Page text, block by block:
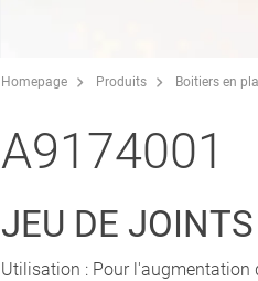
Homepage Produits Boitiers en
A9174001
JEU DE
Utilisation : Pour l'augmentation